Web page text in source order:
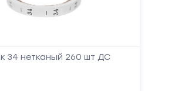
34 нетканый 260 шт ДС